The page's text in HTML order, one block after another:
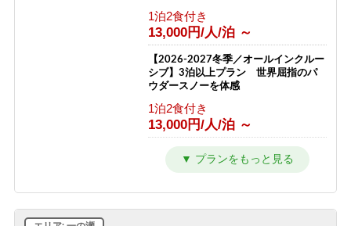
1泊2食付き
13,000円/人/泊 ～
【2026-2027冬季／オールインクルー
シブ】3泊以上プラン 世界屈指のパ
ウダースノーを体感
1泊2食付き
13,000円/人/泊 ～
【1泊2食プラン】大地の恵みコース
志賀高原の自然と高天ヶ原温泉をたの